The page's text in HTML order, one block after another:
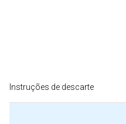
Instruções de descarte